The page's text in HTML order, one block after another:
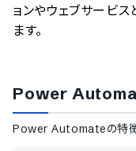
ョンやウェブサービ
ます。
Power
Power Automateの特